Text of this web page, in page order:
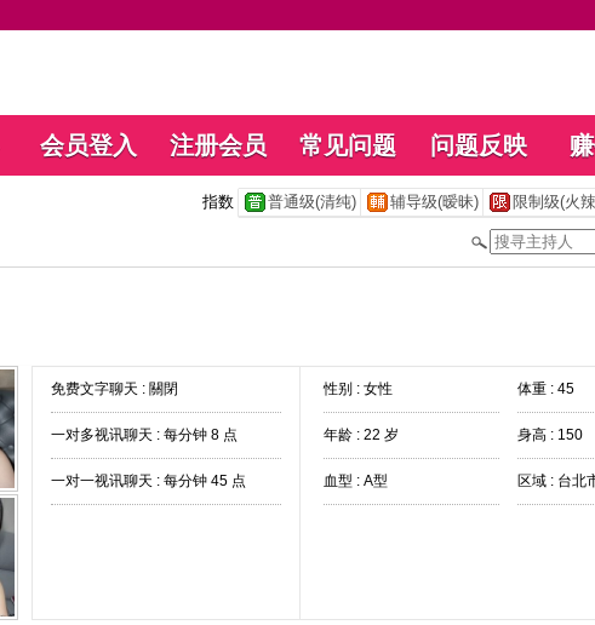
会员登入 注册会员 常见问题 问题反映
指数 普通级(清纯) 辅导级(暧昧) 限制级(火
免费文字聊天 : 關閉
一对多视讯聊天 : 每分钟 8 点
一对一视讯聊天 : 每分钟 45 点
性别 : 女性 体重 : 45
年龄 : 22 岁 身高 : 150
血型 : A型 区域 : 台北